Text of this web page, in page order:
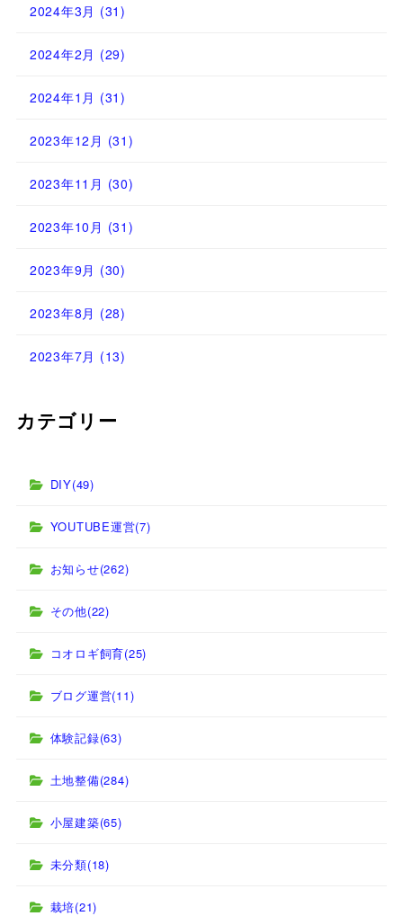
2024年3月 (31)
2024年2月 (29)
2024年1月 (31)
2023年12月 (31)
2023年11月 (30)
2023年10月 (31)
2023年9月 (30)
2023年8月 (28)
2023年7月 (13)
カテゴリー
DIY(49)
YOUTUBE運営(7)
お知らせ(262)
その他(22)
コオロギ飼育(25)
ブログ運営(11)
体験記録(63)
土地整備(284)
小屋建築(65)
未分類(18)
栽培(21)